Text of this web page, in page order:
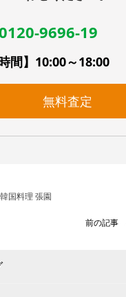
9696-19
時間】10:00～18:00
無料査定
韓国料理 張園
前の記事